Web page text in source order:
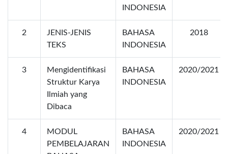
INDONESIA
2
JENIS-JENIS
TEKS
BAHASA
INDONESIA
2018
3
Mengidentifikasi
Struktur Karya
Ilmiah yang
Dibaca
BAHASA
INDONESIA
2020/2021
4
MODUL
PEMBELAJARAN
BAHASA
INDONESIA
2020/2021